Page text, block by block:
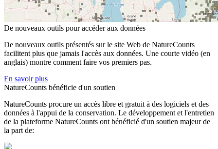
De nouveaux outils pour accéder aux données
De nouveaux outils présentés sur le site Web de NatureCounts
facilitent plus que jamais l'accès aux données. Une courte vidéo (en
anglais) montre comment faire vos premiers pas.
En savoir plus
NatureCounts bénéficie d'un soutien
NatureCounts procure un accès libre et gratuit à des logiciels et des
données à l'appui de la conservation. Le développement et l'entretien
de la plateforme NatureCounts ont bénéficié d'un soutien majeur de
la part de: